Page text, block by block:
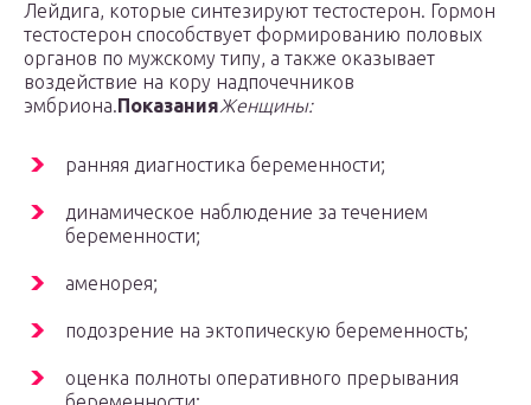
Лейдига, которые синтезируют тестостерон. Гормон
тестостерон способствует формированию половых
органов по мужскому типу, а также оказывает
воздействие на кору надпочечников
эмбриона.ПоказанияЖенщины:
ранняя диагностика беременности;
динамическое наблюдение за течением
беременности;
аменорея;
подозрение на эктопическую беременность;
оценка полноты оперативного прерывания